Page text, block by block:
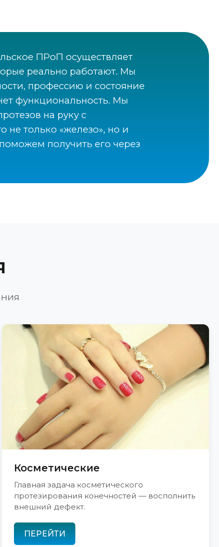
ПРоП осуществляет
реально работают. Мы
профессию и состояние
функциональность. Мы
на руку с
только «железо», но и
получить его через
Косметические
Главная задача косметического
протезирования конечностей — восполнить
внешний дефект.
ПЕРЕЙТИ